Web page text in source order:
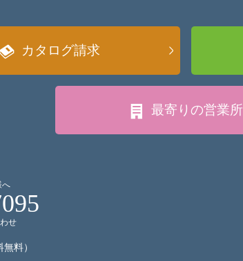
カタログ請求
最寄りの営業所
へ
せ
無料）